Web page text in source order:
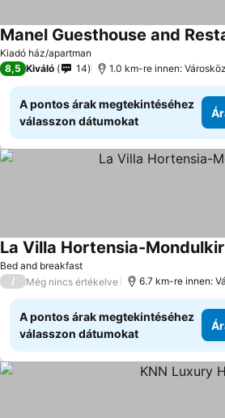
Kiadó ház/apartman
Manel Guesthouse and
8,5 Kiváló 14 1.0 km-re innen:
A pontos árak megtekintéséhez
válasszon dátumokat
Bed and breakfast
La Villa Hortensia-
/ Még nincs értékelve 6.7 km-re innen:
A pontos árak megtekintéséhez
válasszon dátumokat